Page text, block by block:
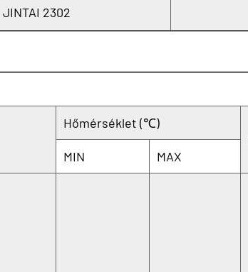
JINTAI 2302
Hőmérséklet (℃)
MIN MAX